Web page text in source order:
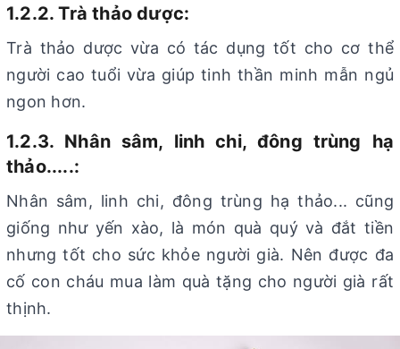
1.2.2. Trà thảo dược:
Trà thảo dược vừa có tác dụng tốt cho cơ thể
người cao tuổi vừa giúp tinh thần minh mẫn ngủ
ngon hơn.
1.2.3. Nhân sâm, linh chi, đông trùng hạ
thảo.....:
Nhân sâm, linh chi, đông trùng hạ thảo... cũng
giống như yến xào, là món quà quý và đắt tiền
nhưng tốt cho sức khỏe người già. Nên được đa
cố con cháu mua làm quà tặng cho người già rất
thịnh.